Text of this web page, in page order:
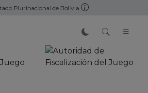
Plurinacional de Bolivia